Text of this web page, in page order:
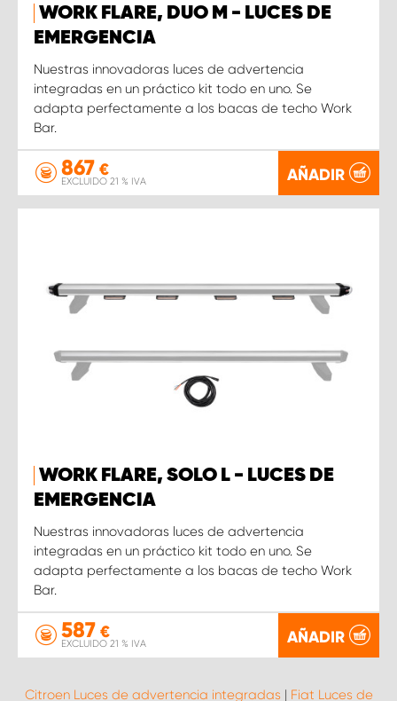
WORK FLARE, DUO M - LUCES DE
EMERGENCIA
Nuestras innovadoras luces de advertencia
integradas en un práctico kit todo en uno. Se
adapta perfectamente a los bacas de techo Work
Bar.
867 €
EXCLUIDO 21 % IVA AÑADIR
WORK FLARE, SOLO L - LUCES DE
EMERGENCIA
Nuestras innovadoras luces de advertencia
integradas en un práctico kit todo en uno. Se
adapta perfectamente a los bacas de techo Work
Bar.
587 €
EXCLUIDO 21 % IVA AÑADIR
Citroen Luces de advertencia integradas | Fiat Luces de